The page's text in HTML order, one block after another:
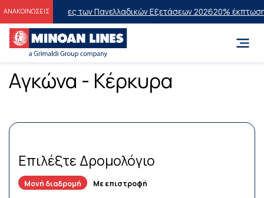
ΑΝΑΚΟΙΝΩΣΕΙΣ
Επιτυχόντες των Πανελλαδικών Εξετάσεων 202620% έκπτωση
Αγκώνα - Κέρκυρα
Επιλέξτε Δρομολόγιο
Μονή διαδρομή Με επιστροφή